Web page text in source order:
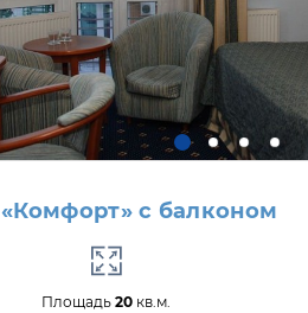
«Комфорт» с балконом
Площадь20 кв.м.